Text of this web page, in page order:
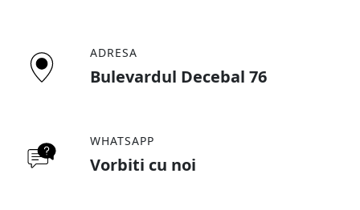
ADRESA
Bulevardul Decebal 76
WHATSAPP
Vorbiti cu noi